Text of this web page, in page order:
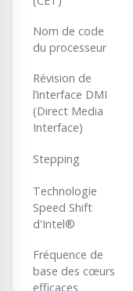
Nom de code
du processeur
Révision de
l’interface DMI
(Direct Media
Interface)
Stepping
Technologie
Speed Shift
d'Intel®
Fréquence de
base des cœurs
efficaces